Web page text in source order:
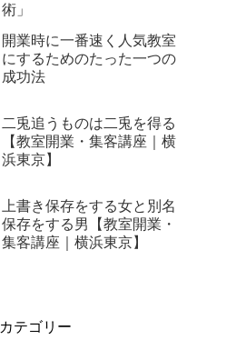
術」
開業時に一番速く人気教室
にするためのたった一つの
成功法
二兎追うものは二兎を得る
【教室開業・集客講座｜横
浜東京】
上書き保存をする女と別名
保存をする男【教室開業・
集客講座｜横浜東京】
カテゴリー